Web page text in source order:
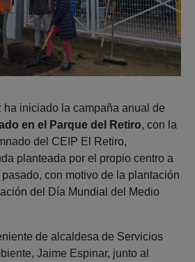
ha iniciado la campaña anual de
en el Parque del Retiro, con la
del CEIP El Retiro,
planteada por el propio centro a
con motivo de la plantación
del Día Mundial del Medio
de alcaldesa de Servicios
Jaime Espinar, junto al